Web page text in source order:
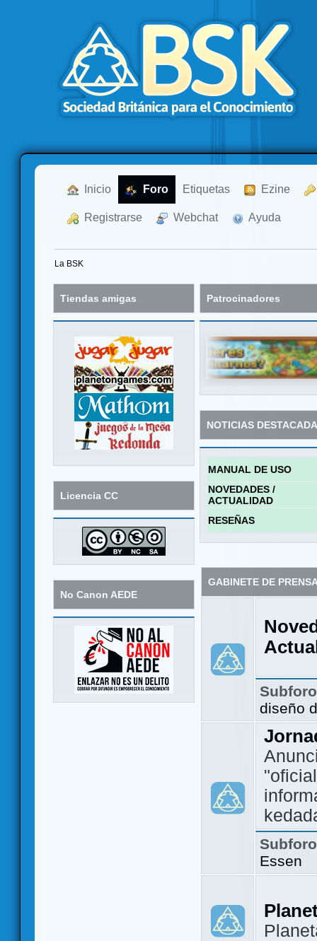
Inicio Foro Etiquetas Ezine
Registrarse Webchat Ayuda
La BSK
Tiendas amigas
Licencia CC
No Canon AEDE
Patrocinadores
NOTICIAS
MANUAL DE USO
NOVEDADES /
ACTUALIDAD
RESEÑAS
GABINETE DE
diseño
Essen